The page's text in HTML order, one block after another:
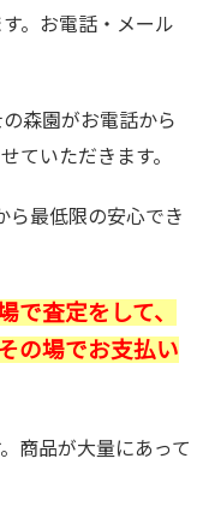
。お電話・メール
森園がお電話から
ていただきます。
ら最低限の安心でき
で査定をして、
の場でお支払い
商品が大量にあって